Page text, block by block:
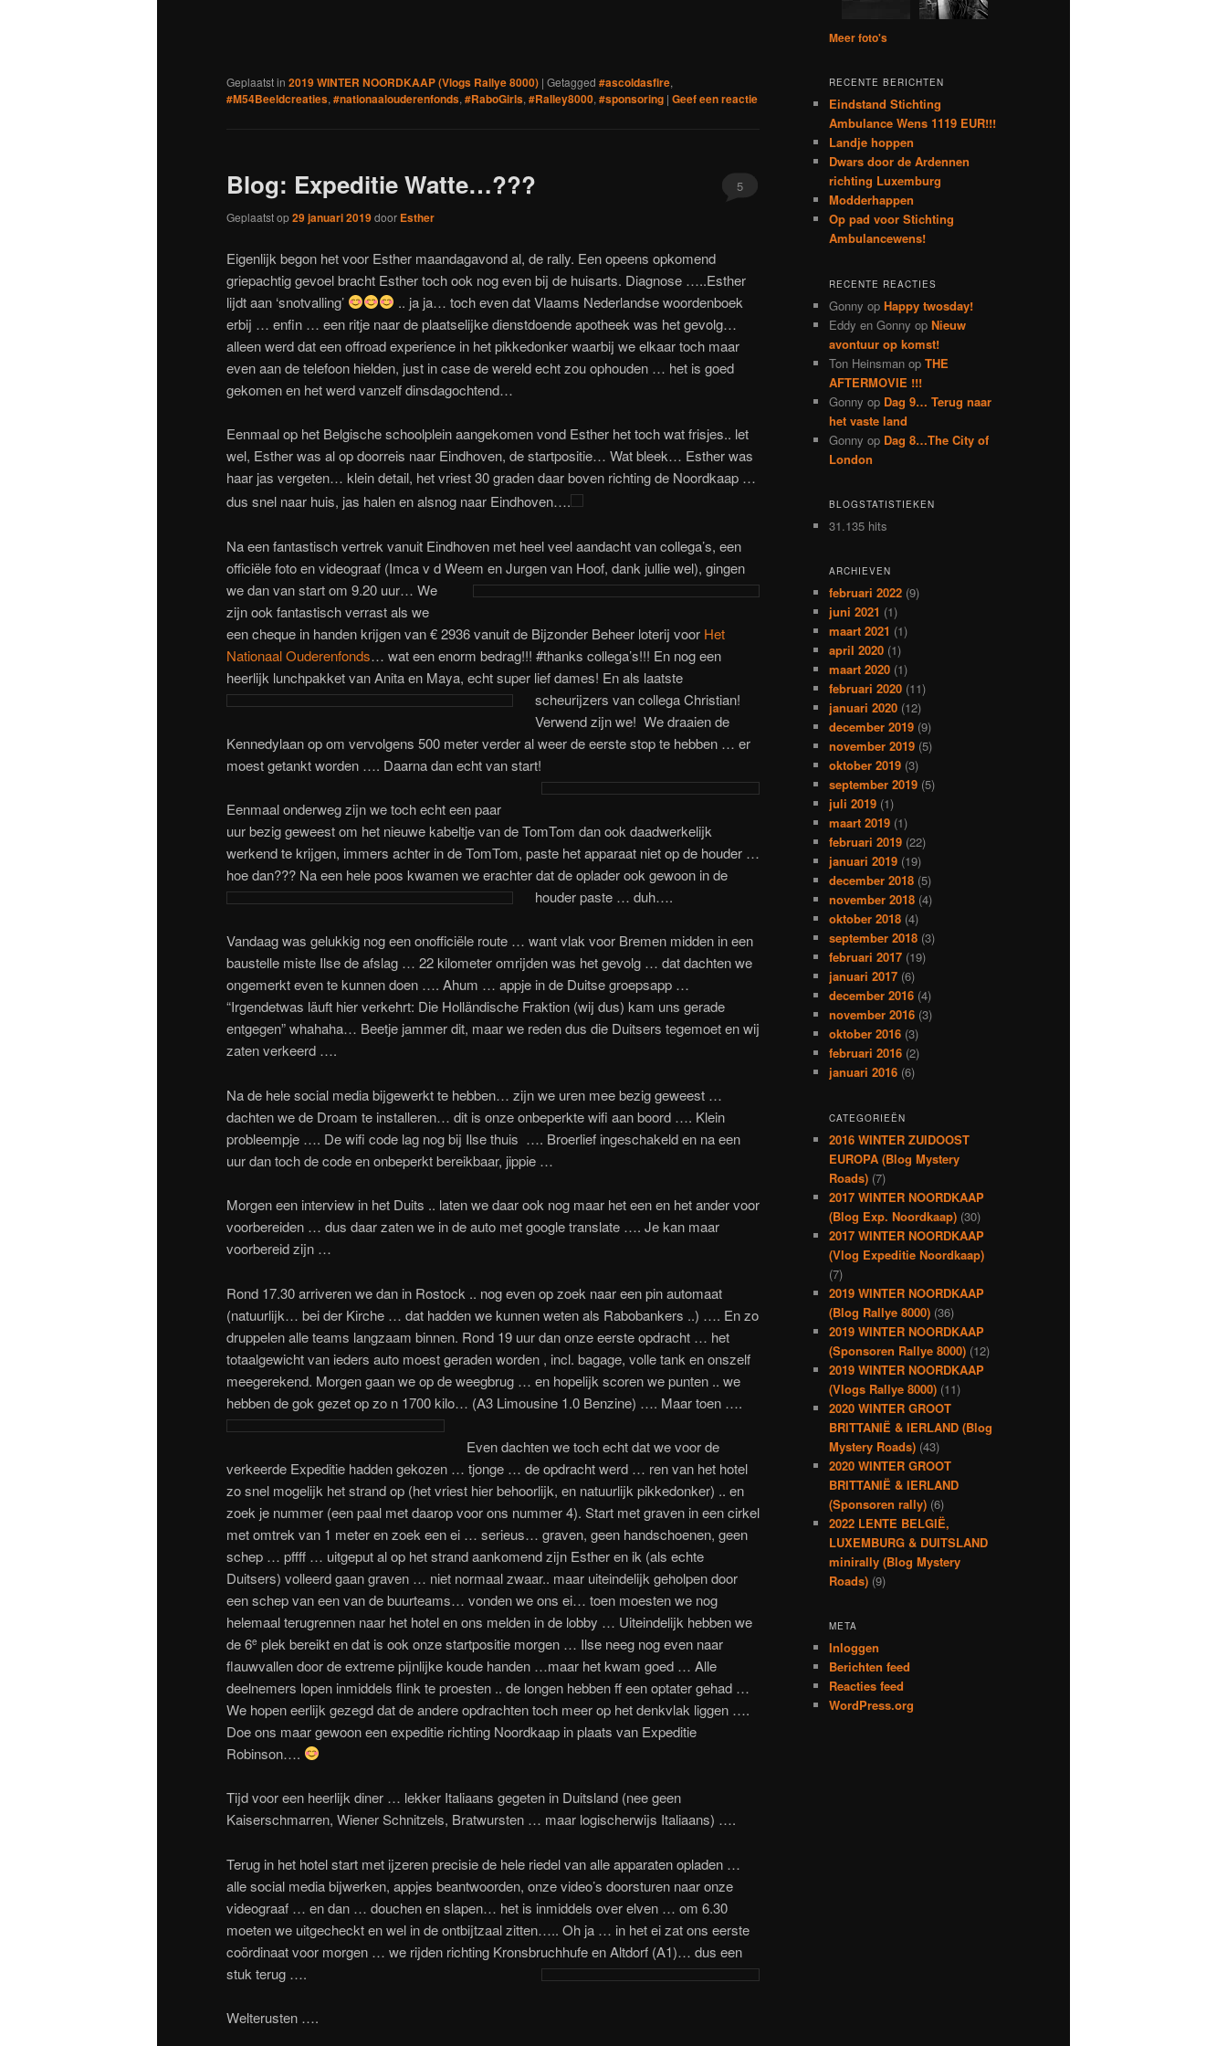
Geplaatst in 2019 WINTER NOORDKAAP (Vlogs Rallye 8000) | Getagged #ascoldasfire,
#M54Beeldcreaties, #nationaalouderenfonds, #RaboGirls, #Ralley8000, #sponsoring | Geef een reactie
Blog: Expeditie Watte…???
Geplaatst op29 januari 2019door Esther
5
Eigenlijk begon het voor Esther maandagavond al, de rally. Een opeens opkomend
griepachtig gevoel bracht Esther toch ook nog even bij de huisarts. Diagnose …..Esther
lijdt aan ‘snotvalling’
.. ja ja… toch even dat Vlaams Nederlandse woordenboek
erbij … enfin … een ritje naar de plaatselijke dienstdoende apotheek was het gevolg…
alleen werd dat een offroad experience in het pikkedonker waarbij we elkaar toch maar
even aan de telefoon hielden, just in case de wereld echt zou ophouden … het is goed
gekomen en het werd vanzelf dinsdagochtend…
Eenmaal op het Belgische schoolplein aangekomen vond Esther het toch wat frisjes.. let
wel, Esther was al op doorreis naar Eindhoven, de startpositie… Wat bleek… Esther was
haar jas vergeten… klein detail, het vriest 30 graden daar boven richting de Noordkaap …
dus snel naar huis, jas halen en alsnog naar Eindhoven….
Na een fantastisch vertrek vanuit Eindhoven met heel veel aandacht van collega’s, een
officiële foto en videograaf (Imca v d Weem en Jurgen van Hoof, dank jullie wel), gingen
we dan van start om 9.20 uur… We
zijn ook fantastisch verrast als we
een cheque in handen krijgen van € 2936 vanuit de Bijzonder Beheer loterij voor Het
Nationaal Ouderenfonds… wat een enorm bedrag!!! #thanks collega’s!!! En nog een
heerlijk lunchpakket van Anita en Maya, echt super lief dames! En als laatste
scheurijzers van collega Christian!
Verwend zijn we! We draaien de
Kennedylaan op om vervolgens 500 meter verder al weer de eerste stop te hebben … er
moest getankt worden …. Daarna dan echt van start!
Eenmaal onderweg zijn we toch echt een paar
uur bezig geweest om het nieuwe kabeltje van de TomTom dan ook daadwerkelijk
werkend te krijgen, immers achter in de TomTom, paste het apparaat niet op de houder …
hoe dan??? Na een hele poos kwamen we erachter dat de oplader ook gewoon in de
houder paste … duh….
Vandaag was gelukkig nog een onofficiële route … want vlak voor Bremen midden in een
baustelle miste Ilse de afslag … 22 kilometer omrijden was het gevolg … dat dachten we
ongemerkt even te kunnen doen …. Ahum … appje in de Duitse groepsapp …
“Irgendetwas läuft hier verkehrt: Die Holländische Fraktion (wij dus) kam uns gerade
entgegen” whahaha… Beetje jammer dit, maar we reden dus die Duitsers tegemoet en wij
zaten verkeerd ….
Na de hele social media bijgewerkt te hebben… zijn we uren mee bezig geweest …
dachten we de Droam te installeren… dit is onze onbeperkte wifi aan boord …. Klein
probleempje …. De wifi code lag nog bij Ilse thuis …. Broerlief ingeschakeld en na een
uur dan toch de code en onbeperkt bereikbaar, jippie …
Morgen een interview in het Duits .. laten we daar ook nog maar het een en het ander voor
voorbereiden … dus daar zaten we in de auto met google translate …. Je kan maar
voorbereid zijn …
Rond 17.30 arriveren we dan in Rostock .. nog even op zoek naar een pin automaat
(natuurlijk… bei der Kirche … dat hadden we kunnen weten als Rabobankers ..) …. En zo
druppelen alle teams langzaam binnen. Rond 19 uur dan onze eerste opdracht … het
totaalgewicht van ieders auto moest geraden worden , incl. bagage, volle tank en onszelf
meegerekend. Morgen gaan we op de weegbrug … en hopelijk scoren we punten .. we
hebben de gok gezet op zo n 1700 kilo… (A3 Limousine 1.0 Benzine) …. Maar toen ….
Even dachten we toch echt dat we voor de
verkeerde Expeditie hadden gekozen … tjonge … de opdracht werd … ren van het hotel
zo snel mogelijk het strand op (het vriest hier behoorlijk, en natuurlijk pikkedonker) .. en
zoek je nummer (een paal met daarop voor ons nummer 4). Start met graven in een cirkel
met omtrek van 1 meter en zoek een ei … serieus… graven, geen handschoenen, geen
schep … pffff … uitgeput al op het strand aankomend zijn Esther en ik (als echte
Duitsers) volleerd gaan graven … niet normaal zwaar.. maar uiteindelijk geholpen door
een schep van een van de buurteams… vonden we ons ei… toen moesten we nog
helemaal terugrennen naar het hotel en ons melden in de lobby … Uiteindelijk hebben we
de 6e plek bereikt en dat is ook onze startpositie morgen … Ilse neeg nog even naar
flauwvallen door de extreme pijnlijke koude handen …maar het kwam goed … Alle
deelnemers lopen inmiddels flink te proesten .. de longen hebben ff een optater gehad …
We hopen eerlijk gezegd dat de andere opdrachten toch meer op het denkvlak liggen ….
Doe ons maar gewoon een expeditie richting Noordkaap in plaats van Expeditie
Robinson….
Tijd voor een heerlijk diner … lekker Italiaans gegeten in Duitsland (nee geen
Kaiserschmarren, Wiener Schnitzels, Bratwursten … maar logischerwijs Italiaans) ….
Terug in het hotel start met ijzeren precisie de hele riedel van alle apparaten opladen …
alle social media bijwerken, appjes beantwoorden, onze video’s doorsturen naar onze
videograaf … en dan … douchen en slapen… het is inmiddels over elven … om 6.30
moeten we uitgecheckt en wel in de ontbijtzaal zitten….. Oh ja … in het ei zat ons eerste
coördinaat voor morgen … we rijden richting Kronsbruchhufe en Altdorf (A1)… dus een
stuk terug ….
Welterusten ….
Meer foto's
RECENTE BERICHTEN
Eindstand Stichting
Ambulance Wens 1119 EUR!!!
Landje hoppen
Dwars door de Ardennen
richting Luxemburg
Modderhappen
Op pad voor Stichting
Ambulancewens!
RECENTE REACTIES
Gonny op Happy twosday!
Eddy en Gonny op Nieuw
avontuur op komst!
Ton Heinsman op THE
AFTERMOVIE !!!
Gonny op Dag 9… Terug naar
het vaste land
Gonny op Dag 8…The City of
London
BLOGSTATISTIEKEN
31.135 hits
ARCHIEVEN
februari 2022 (9)
juni 2021 (1)
maart 2021 (1)
april 2020 (1)
maart 2020 (1)
februari 2020 (11)
januari 2020 (12)
december 2019 (9)
november 2019 (5)
oktober 2019 (3)
september 2019 (5)
juli 2019 (1)
maart 2019 (1)
februari 2019 (22)
januari 2019 (19)
december 2018 (5)
november 2018 (4)
oktober 2018 (4)
september 2018 (3)
februari 2017 (19)
januari 2017 (6)
december 2016 (4)
november 2016 (3)
oktober 2016 (3)
februari 2016 (2)
januari 2016 (6)
CATEGORIEËN
2016 WINTER ZUIDOOST
EUROPA (Blog Mystery
Roads) (7)
2017 WINTER NOORDKAAP
(Blog Exp. Noordkaap) (30)
2017 WINTER NOORDKAAP
(Vlog Expeditie Noordkaap)
(7)
2019 WINTER NOORDKAAP
(Blog Rallye 8000) (36)
2019 WINTER NOORDKAAP
(Sponsoren Rallye 8000) (12)
2019 WINTER NOORDKAAP
(Vlogs Rallye 8000) (11)
2020 WINTER GROOT
BRITTANIË & IERLAND (Blog
Mystery Roads) (43)
2020 WINTER GROOT
BRITTANIË & IERLAND
(Sponsoren rally) (6)
2022 LENTE BELGIË,
LUXEMBURG & DUITSLAND
minirally (Blog Mystery
Roads) (9)
META
Inloggen
Berichten feed
Reacties feed
WordPress.org